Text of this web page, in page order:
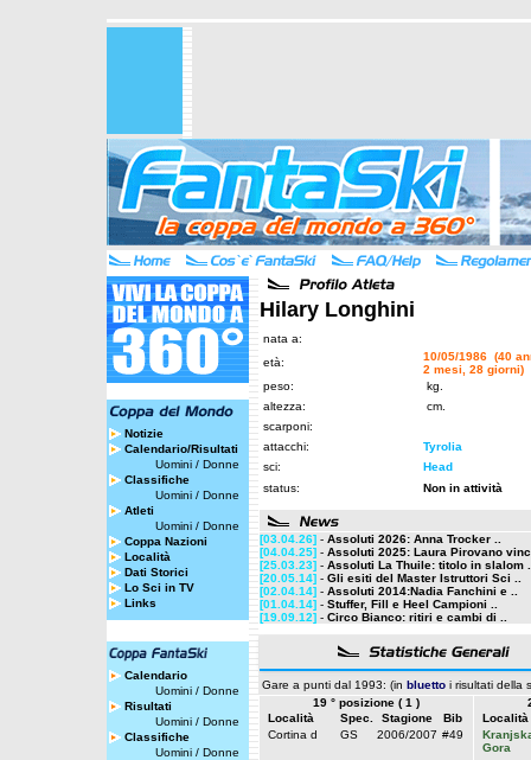
Notizie
Calendario/Risultati
Uomini / Donne
Classifiche
Uomini / Donne
Atleti
Uomini / Donne
Coppa Nazioni
Località
Dati Storici
Lo Sci in TV
Links
Calendario
Uomini / Donne
Risultati
Uomini / Donne
Classifiche
Uomini / Donne
Hilary Longhini
nata a:
età:
10/05/1986 (40
2 mesi, 28 giorni)
peso:
kg.
altezza:
cm.
scarponi:
attacchi:
Tyrolia
sci:
Head
status:
Non in attività
[03.04.26] - Assoluti 2026: Anna Trocker ..
[04.04.25] - Assoluti 2025: Laura Pirovano
[25.03.23] - Assoluti La Thuile: titolo in slalom
[20.05.14] - Gli esiti del Master Istruttori Sci ..
[02.04.14] - Assoluti 2014:Nadia Fanchini e ..
[01.04.14] - Stuffer, Fill e Heel Campioni ..
[19.09.12] - Circo Bianco: ritiri e cambi di ..
Gare a punti dal 1993: (in bluetto i risultati della
19 ° posizione ( 1 )
Località
Spec. Stagione
Bib
Cortina d
GS 2006/2007 #49
Località
Gora